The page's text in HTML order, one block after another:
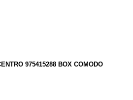
975415288 BOX COMODO